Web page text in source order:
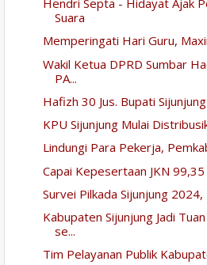
Hendri Septa - Hidayat Ajak
Suara
Memperingati Hari Guru,
Wakil Ketua DPRD Sumbar
PA...
Hafizh 30 Jus. Bupati
KPU Sijunjung Mulai
Lindungi Para Pekerja,
Capai Kepesertaan JKN
Survei Pilkada Sijunjung
Kabupaten Sijunjung Jadi
se...
Tim Pelayanan Publik